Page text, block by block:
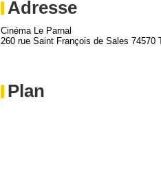
Adresse
Cinéma Le Parnal
260 rue Saint François de Sales 74570
Plan